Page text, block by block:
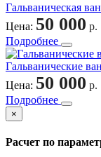
Гальваническая
Цена: 50 000 р.
Подробнее
Гальванические
Цена: 50 000 р.
Подробнее
×
Расчет по